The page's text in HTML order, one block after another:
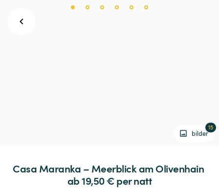
bilder
15
Casa Maranka – Meerblickam Olivenhain
ab 19,50 € per natt